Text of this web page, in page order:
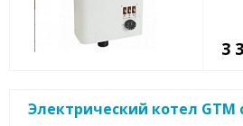
3
Электрический котел GTM